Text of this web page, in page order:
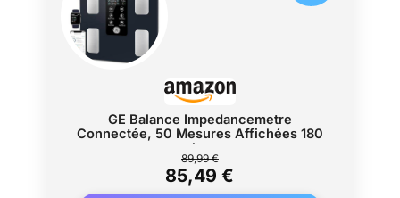
GE Balance Impedancemetre
Connectée, 50 Mesures Affichées 180
kg
89,99 €
85,49 €